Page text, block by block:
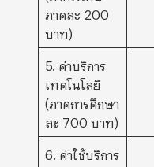
ภาคละ 200
บาท)
5. ค่าบริการ
เทคโนโลยี
(ภาคการศึกษา
ละ 700 บาท)
6. ค่าใช้บริการ